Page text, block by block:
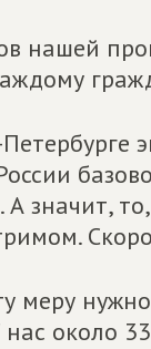
нашей
значит,
меру
нас около